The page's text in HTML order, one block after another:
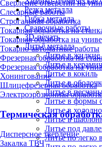
Сверление отверстий на
Слесарные работы
Строгальная обработка
Токарная обработка на
Токарная обработка на
Токарно-автоматные работы
Фрезерная обработка на
Фрезерная обработка на
Хонингование
Шлицефрезерная обработка
Электроэрозионная
Термическая
Дисперсное твердение
Закалка ТВЧ
Резка металла
Гибка металла
Сварочные работы
3D-печать
Литьё металла
Литье в
Литье в
Литье в кокиль
Литье в
Литье в
Литье в формы
Литье в
Литье в
Литье под
Литье по